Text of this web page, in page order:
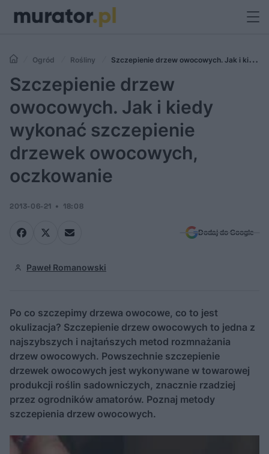
Ogród Rośliny
Szczepienie drzew owocowych. Jak i kiedy
wykonać szczepienie drzewek owocowych, oczkowanie
Szczepienie drzew
owocowych. Jak i kiedy
wykonać szczepienie
drzewek owocowych,
oczkowanie
2013-06-21 18:08
Dodaj do Google
Paweł Romanowski
Po co szczepimy drzewa owocowe, co to jest
okulizacja? Szczepienie drzew owocowych to jedna z
najszybszych i najtańszych metod rozmnażania
drzew owocowych. Powszechnie szczepienie
drzewek owocowych jest wykonywane w towarowej
produkcji roślin sadowniczych, znacznie rzadziej
przez ogrodników amatorów. Poznaj metody
szczepienia drzew owocowych.